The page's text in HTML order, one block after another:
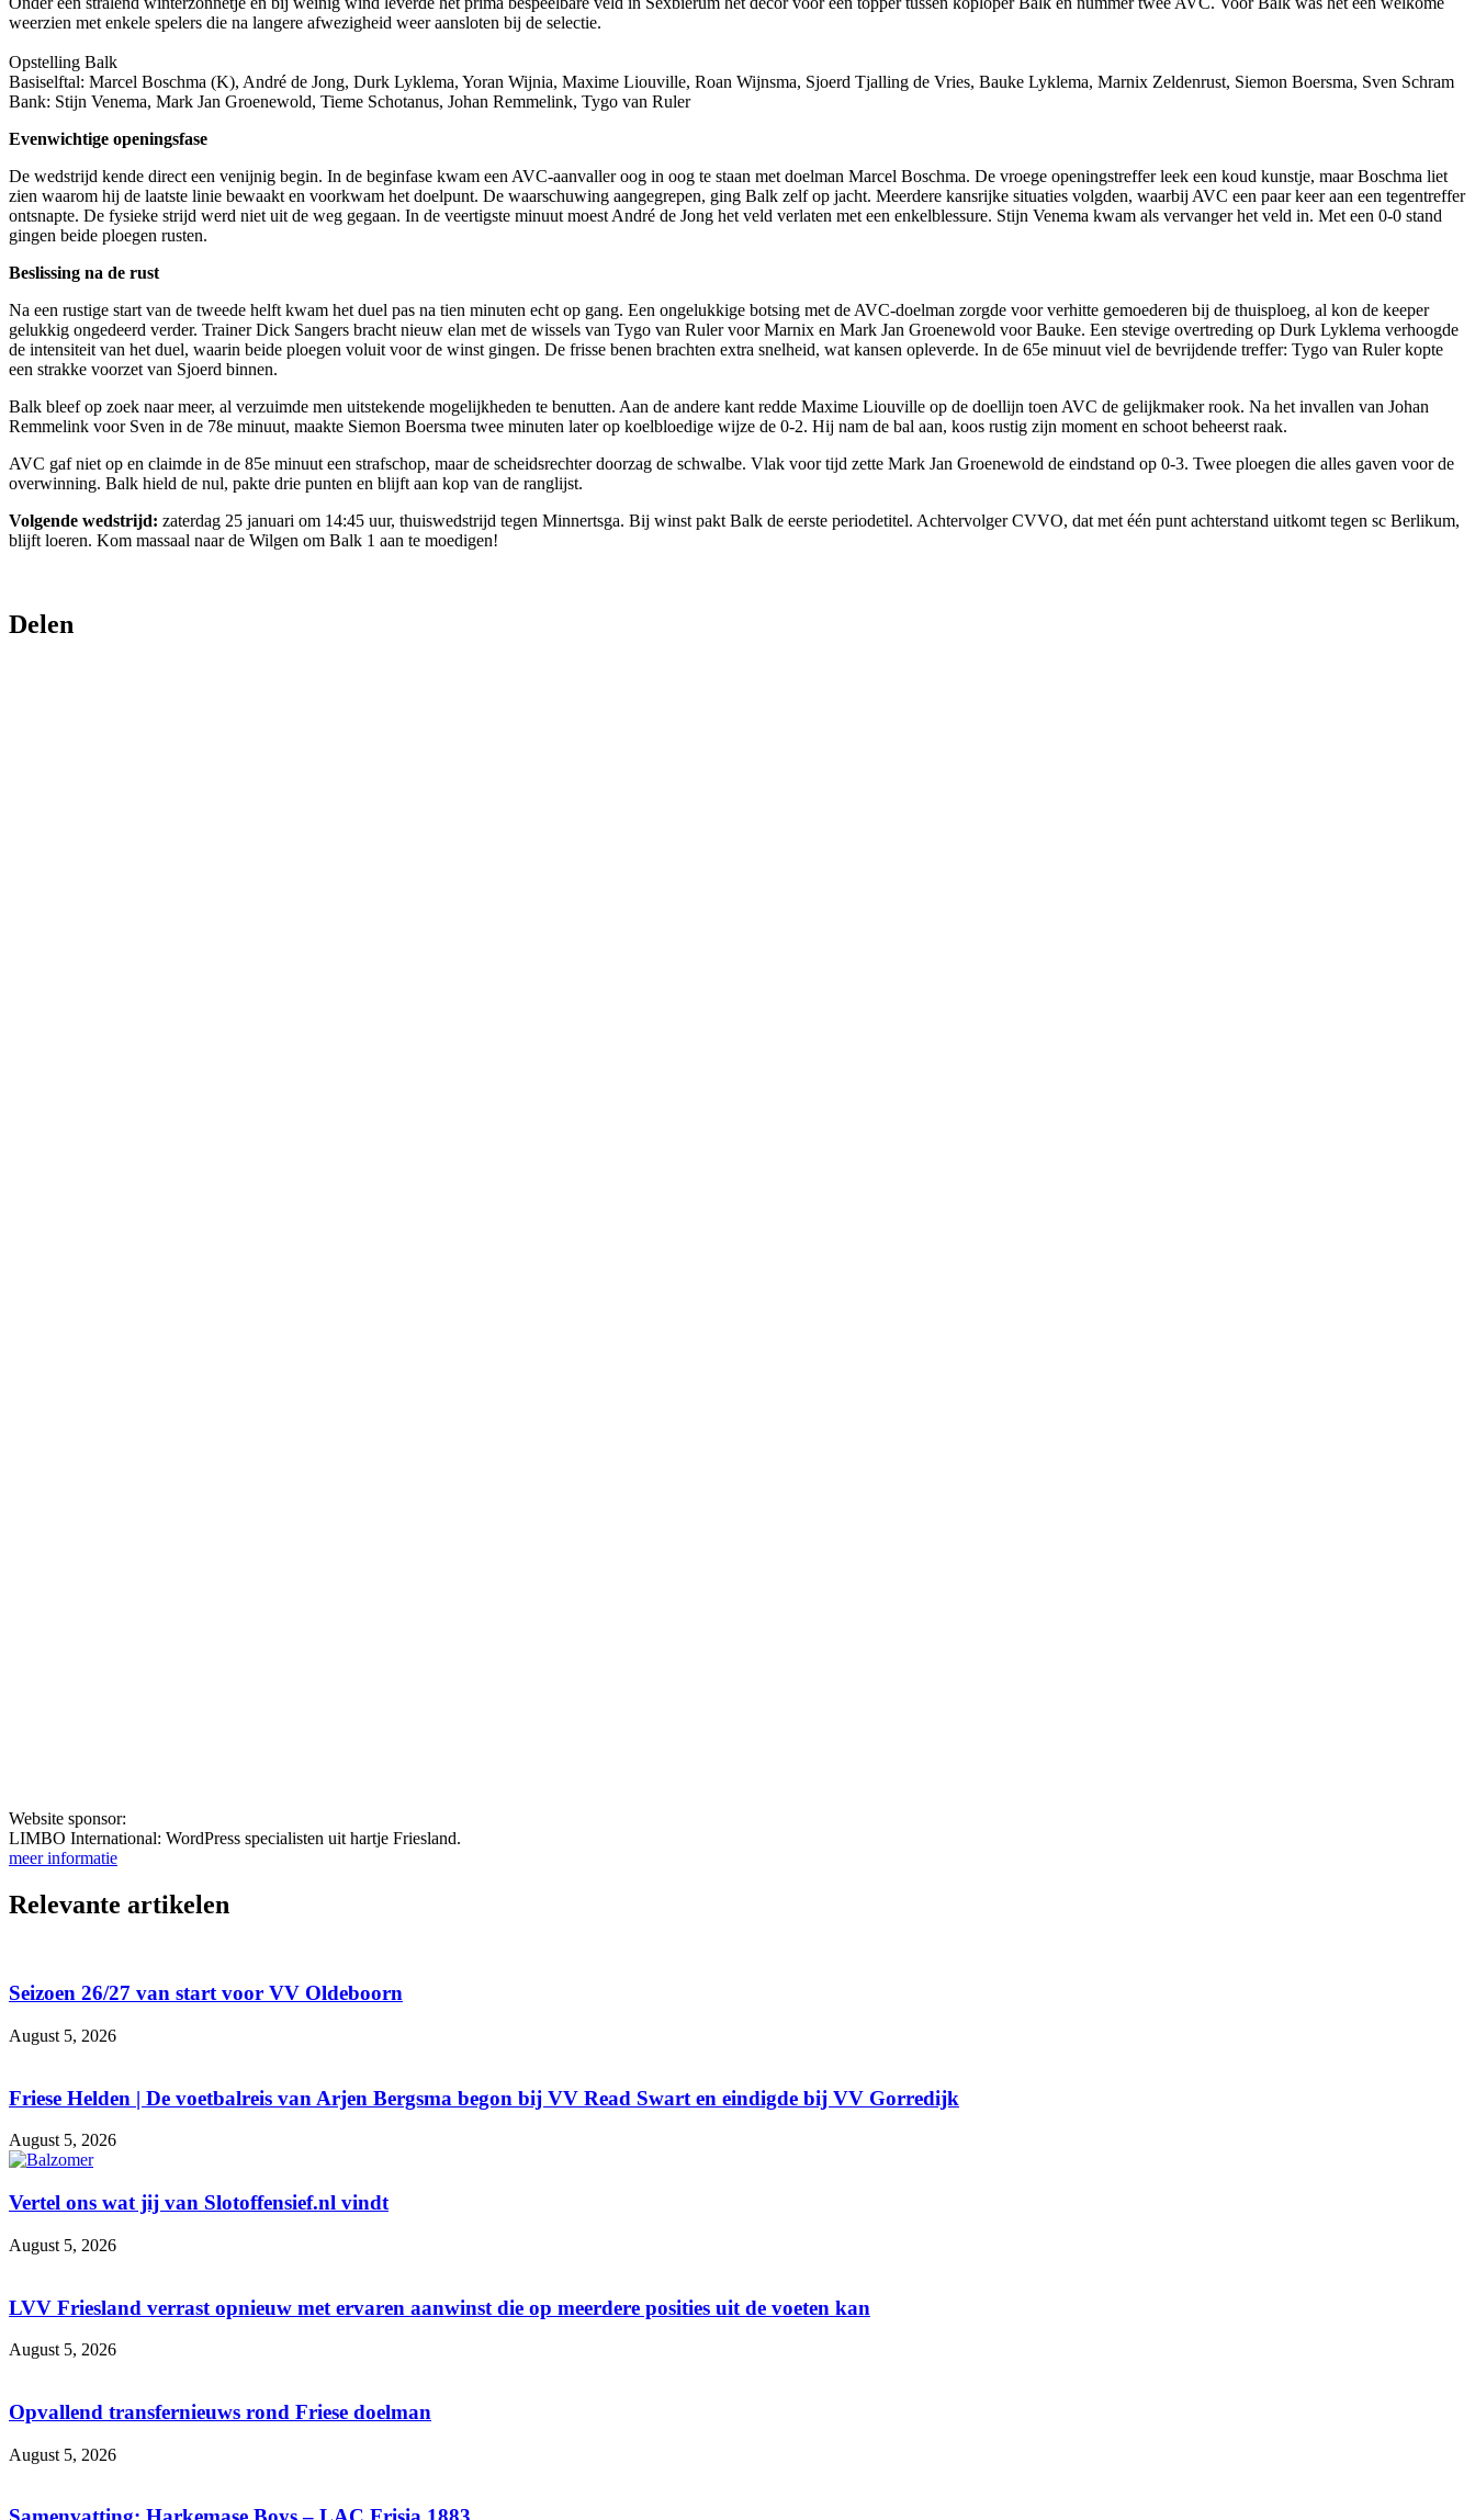
weerzien met enkele spelers die na langere afwezigheid weer aansloten bij de selectie.
Opstelling Balk
Basiselftal: Marcel Boschma (K), André de Jong, Durk Lyklema, Yoran Wijnia, Maxime Liouville, Roan Wijnsma, Sjoerd Tjalling de Vries, Bauke Lyklema, Marnix Zeldenrust, Siemon Boersma, Sven Schram
Bank: Stijn Venema, Mark Jan Groenewold, Tieme Schotanus, Johan Remmelink, Tygo van Ruler
Evenwichtige openingsfase
De wedstrijd kende direct een venijnig begin. In de beginfase kwam een AVC-aanvaller oog in oog te staan met doelman Marcel Boschma. De vroege openingstreffer leek een koud kunstje, maar Boschma liet
zien waarom hij de laatste linie bewaakt en voorkwam het doelpunt. De waarschuwing aangegrepen, ging Balk zelf op jacht. Meerdere kansrijke situaties volgden, waarbij AVC een paar keer aan een tegentreffer
ontsnapte. De fysieke strijd werd niet uit de weg gegaan. In de veertigste minuut moest André de Jong het veld verlaten met een enkelblessure. Stijn Venema kwam als vervanger het veld in. Met een 0-0 stand
gingen beide ploegen rusten.
Beslissing na de rust
Na een rustige start van de tweede helft kwam het duel pas na tien minuten echt op gang. Een ongelukkige botsing met de AVC-doelman zorgde voor verhitte gemoederen bij de thuisploeg, al kon de keeper
gelukkig ongedeerd verder. Trainer Dick Sangers bracht nieuw elan met de wissels van Tygo van Ruler voor Marnix en Mark Jan Groenewold voor Bauke. Een stevige overtreding op Durk Lyklema verhoogde
de intensiteit van het duel, waarin beide ploegen voluit voor de winst gingen. De frisse benen brachten extra snelheid, wat kansen opleverde. In de 65e minuut viel de bevrijdende treffer: Tygo van Ruler kopte
een strakke voorzet van Sjoerd binnen.
Balk bleef op zoek naar meer, al verzuimde men uitstekende mogelijkheden te benutten. Aan de andere kant redde Maxime Liouville op de doellijn toen AVC de gelijkmaker rook. Na het invallen van Johan
Remmelink voor Sven in de 78e minuut, maakte Siemon Boersma twee minuten later op koelbloedige wijze de 0-2. Hij nam de bal aan, koos rustig zijn moment en schoot beheerst raak.
AVC gaf niet op en claimde in de 85e minuut een strafschop, maar de scheidsrechter doorzag de schwalbe. Vlak voor tijd zette Mark Jan Groenewold de eindstand op 0-3. Twee ploegen die alles gaven voor de
overwinning. Balk hield de nul, pakte drie punten en blijft aan kop van de ranglijst.
Volgende wedstrijd: zaterdag 25 januari om 14:45 uur, thuiswedstrijd tegen Minnertsga. Bij winst pakt Balk de eerste periodetitel. Achtervolger CVVO, dat met één punt achterstand uitkomt tegen sc Berlikum,
blijft loeren. Kom massaal naar de Wilgen om Balk 1 aan te moedigen!
Delen
Website sponsor:
LIMBO International: WordPress specialisten uit hartje Friesland.
meer informatie
Relevante artikelen
Seizoen 26/27 van start voor VV Oldeboorn
August 5, 2026
Friese Helden | De voetbalreis van Arjen Bergsma begon bij VV Read Swart en eindigde bij VV Gorredijk
August 5, 2026
Vertel ons wat jij van Slotoffensief.nl vindt
August 5, 2026
LVV Friesland verrast opnieuw met ervaren aanwinst die op meerdere posities uit de voeten kan
August 5, 2026
Opvallend transfernieuws rond Friese doelman
August 5, 2026